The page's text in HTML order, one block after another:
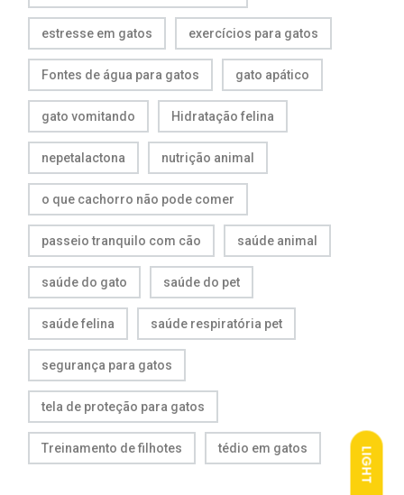
LIGHT
estresse em gatos exercícios para gatos
Fontes de água para gatos gato apático
gato vomitando Hidratação felina
nepetalactona nutrição animal
o que cachorro não pode comer
passeio tranquilo com cão saúde animal
saúde do gato saúde do pet
saúde felina saúde respiratória pet
segurança para gatos
tela de proteção para gatos
Treinamento de filhotes tédio em gatos